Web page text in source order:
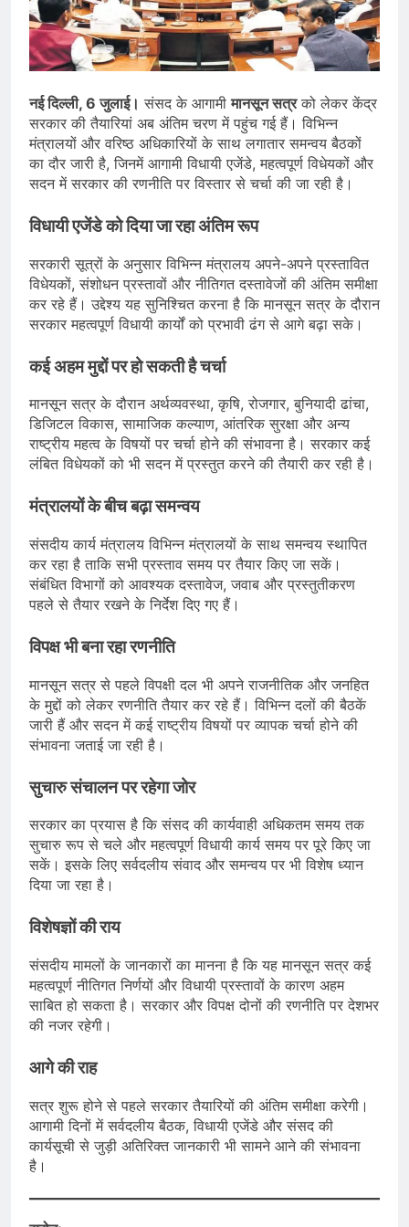
जारी किया, दिल्ली-NCR समेत कई क्षेत्रों में
जलभराव और बाढ़ की आशंका
August 6, 2026
जंतर-मंतर पुलिस कार्रवाई पर संसद में विपक्ष
का हंगामा तेज़, सरकार से जवाब की मांग
राष्ट्रीय हथकरघा दिवस की तैयारियाँ तेज़,
देशभर में बुनकरों और हस्तशिल्प प्रदर्शनियों का
होगा आयोजन
August 5, 2026
नई दिल्ली, 6 जुलाई। संसद के आगामीमानसून सत्रको लेकर केंद्र
सरकार की तैयारियां अब अंतिम चरण में पहुंच गई हैं। विभिन्न
मंत्रालयों और वरिष्ठ अधिकारियों के साथ लगातार समन्वय बैठकों
का दौर जारी है, जिनमें आगामी विधायी एजेंडे, महत्वपूर्ण विधेयकों और
सदन में सरकार की रणनीति पर विस्तार से चर्चा की जा रही है।
विधायी एजेंडे को दिया जा रहा अंतिम रूप
सरकारी सूत्रों के अनुसार विभिन्न मंत्रालय अपने-अपने प्रस्तावित
विधेयकों, संशोधन प्रस्तावों और नीतिगत दस्तावेजों की अंतिम समीक्षा
कर रहे हैं। उद्देश्य यह सुनिश्चित करना है कि मानसून सत्र के दौरान
सरकार महत्वपूर्ण विधायी कार्यों को प्रभावी ढंग से आगे बढ़ा सके।
कई अहम मुद्दों पर हो सकती है चर्चा
मानसून सत्र के दौरान अर्थव्यवस्था, कृषि, रोजगार, बुनियादी ढांचा,
डिजिटल विकास, सामाजिक कल्याण, आंतरिक सुरक्षा और अन्य
राष्ट्रीय महत्व के विषयों पर चर्चा होने की संभावना है। सरकार कई
लंबित विधेयकों को भी सदन में प्रस्तुत करने की तैयारी कर रही है।
मंत्रालयों के बीच बढ़ा समन्वय
संसदीय कार्य मंत्रालय विभिन्न मंत्रालयों के साथ समन्वय स्थापित
कर रहा है ताकि सभी प्रस्ताव समय पर तैयार किए जा सकें।
संबंधित विभागों को आवश्यक दस्तावेज, जवाब और प्रस्तुतीकरण
पहले से तैयार रखने के निर्देश दिए गए हैं।
विपक्ष भी बना रहा रणनीति
मानसून सत्र से पहले विपक्षी दल भी अपने राजनीतिक और जनहित
के मुद्दों को लेकर रणनीति तैयार कर रहे हैं। विभिन्न दलों की बैठकें
जारी हैं और सदन में कई राष्ट्रीय विषयों पर व्यापक चर्चा होने की
संभावना जताई जा रही है।
सुचारु संचालन पर रहेगा जोर
सरकार का प्रयास है कि संसद की कार्यवाही अधिकतम समय तक
सुचारु रूप से चले और महत्वपूर्ण विधायी कार्य समय पर पूरे किए जा
सकें। इसके लिए सर्वदलीय संवाद और समन्वय पर भी विशेष ध्यान
दिया जा रहा है।
विशेषज्ञों की राय
संसदीय मामलों के जानकारों का मानना है कि यह मानसून सत्र कई
महत्वपूर्ण नीतिगत निर्णयों और विधायी प्रस्तावों के कारण अहम
साबित हो सकता है। सरकार और विपक्ष दोनों की रणनीति पर देशभर
की नजर रहेगी।
आगे की राह
सत्र शुरू होने से पहले सरकार तैयारियों की अंतिम समीक्षा करेगी।
आगामी दिनों में सर्वदलीय बैठक, विधायी एजेंडे और संसद की
कार्यसूची से जुड़ी अतिरिक्त जानकारी भी सामने आने की संभावना
है।